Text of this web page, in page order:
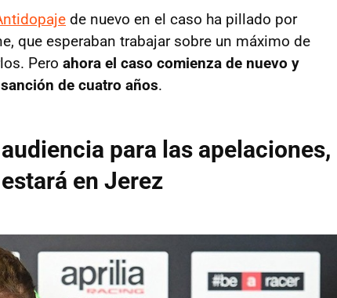
de nuevo en el caso ha pillado por
que esperaban trabajar sobre un máximo de
Pero ahora el caso comienza de nuevo y
de cuatro años.
para las apelaciones,
en Jerez